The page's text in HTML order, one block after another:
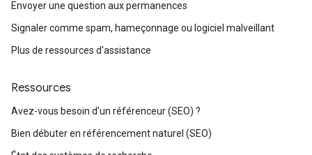
Envoyer une question aux permanences
Signaler comme spam, hameçonnage ou logiciel malveillant
Plus de ressources d'assistance
Ressources
Avez-vous besoin d'un référenceur (SEO) ?
Bien débuter en référencement naturel (SEO)